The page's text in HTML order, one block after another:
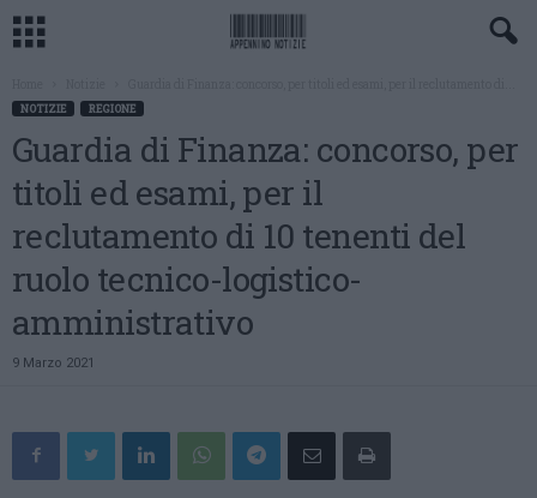
NOTIZIE REGIONE
Guardia di Finanza: concorso, per
titoli ed esami, per il
reclutamento di 10 tenenti del
ruolo tecnico-logistico-
amministrativo
9 Marzo 2021